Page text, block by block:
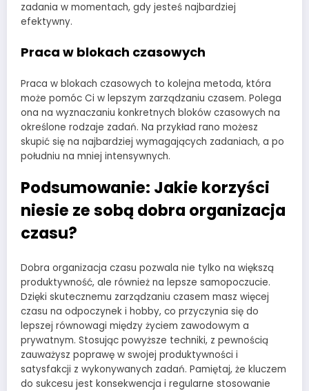
zadania w momentach, gdy jesteś najbardziej
efektywny.
Praca w blokach czasowych
Praca w blokach czasowych to kolejna metoda, która
może pomóc Ci w lepszym zarządzaniu czasem. Polega
ona na wyznaczaniu konkretnych bloków czasowych na
określone rodzaje zadań. Na przykład rano możesz
skupić się na najbardziej wymagających zadaniach, a po
południu na mniej intensywnych.
Podsumowanie: Jakie korzyści
niesie ze sobą dobra organizacja
czasu?
Dobra organizacja czasu pozwala nie tylko na większą
produktywność, ale również na lepsze samopoczucie.
Dzięki skutecznemu zarządzaniu czasem masz więcej
czasu na odpoczynek i hobby, co przyczynia się do
lepszej równowagi między życiem zawodowym a
prywatnym. Stosując powyższe techniki, z pewnością
zauważysz poprawę w swojej produktywności i
satysfakcji z wykonywanych zadań. Pamiętaj, że kluczem
do sukcesu jest konsekwencja i regularne stosowanie